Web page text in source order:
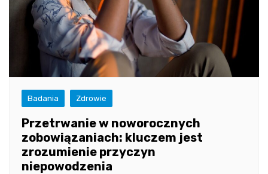
Badania Zdrowie
Przetrwanie w noworocznych
zobowiązaniach: kluczem jest
zrozumienie przyczyn
niepowodzenia